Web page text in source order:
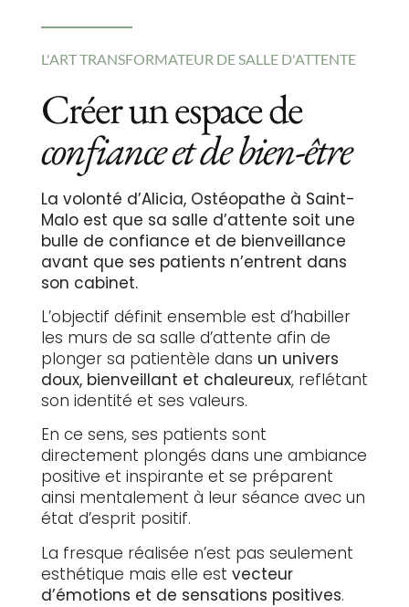
L'ART TRANSFORMATEUR DE SALLE D'ATTENTE
Créer un espace de
confiance et de bien-être
La volonté d’Alicia, Ostéopathe à Saint-
Malo est que sa salle d’attente soit une
bulle de confiance et de bienveillance
avant que ses patients n’entrent dans
son cabinet.
L’objectif définit ensemble est d’habiller
les murs de sa salle d’attente afin de
plonger sa patientèle dans un univers
doux, bienveillant et chaleureux, reflétant
son identité et ses valeurs.
En ce sens, ses patients sont
directement plongés dans une ambiance
positive et inspirante et se préparent
ainsi mentalement à leur séance avec un
état d’esprit positif.
La fresque réalisée n’est pas seulement
esthétique mais elle est vecteur
d’émotions et de sensations positives.